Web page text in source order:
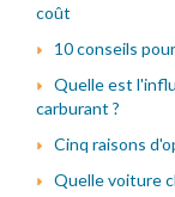
coût
10 conseils
Quelle est
carburant ?
Cinq raisons
Quelle voiture